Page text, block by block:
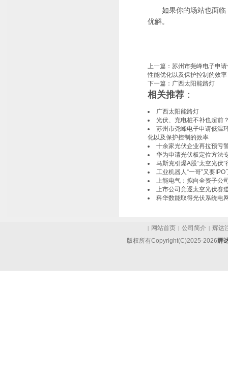
如果你的场站也面临 “
优解。
上一篇： 苏州市尧峰电子申
性能优化以及保护控制的效率
下一篇： 广西太阳能路灯
相关推荐 ：
广西太阳能路灯
光伏、充电桩不补也超前
苏州市尧峰电子申请低温
化以及保护控制的效率
十余家光伏企业再拉预亏
华为申请光伏板定位方法
马斯克引爆A股“太空光伏
工业机器人“一哥”又要IPO
上能电气：拟向全资子公
上市公司竞逐太空光伏赛
科华数能取得光伏系统电
| 网站首页 | 公司简介 | 辉达
版权所有Copyright(C)2025-2026辉